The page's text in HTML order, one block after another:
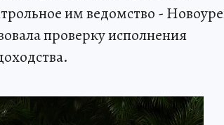
им ведомство -
проверку исполнения